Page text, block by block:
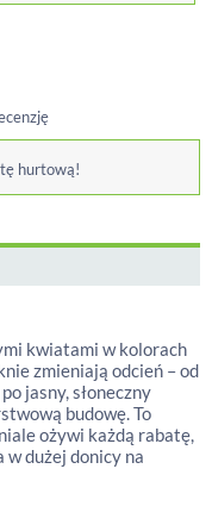
hurtową!
kwiatami w kolorach
zmieniają odcień – od
jasny, słoneczny
budowę. To
ożywi każdą rabatę,
dużej donicy na